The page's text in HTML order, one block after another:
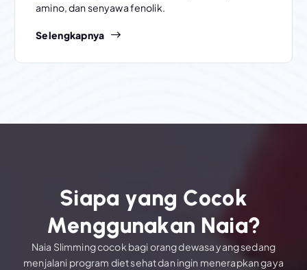
amino, dan senyawa fenolik.
Selengkapnya
Siapa yang Cocok
Menggunakan Naia?
Naia Slimming cocok bagi orang dewasa yang sedang
menjalani program diet sehat dan ingin menerapkan gaya